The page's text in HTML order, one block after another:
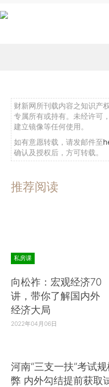
财新网所刊载内容之知识产
专属所有或持有。未经许可
建立镜像等任何使用。
如有意愿转载，请发邮件至
确认及授权后，方可转载。
推荐阅读
私房课
向松祚：宏观经济70
讲，带你了解国内外
经济大局
2022年04月06日
河南“三支一扶”考试
弊 内外勾结提前获取